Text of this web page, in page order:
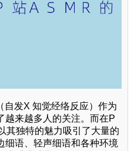
自发X 知觉经络反应）作为
越来越多人的关注。而在P
其独特的魅力吸引了大量的
细语、轻声细语和各种环境